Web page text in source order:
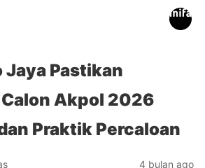
Jaya Pastikan
Akpol 2026
Praktik Percaloan
4 bulan ago